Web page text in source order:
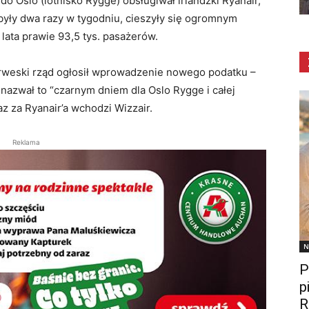
dwa razy w tygodniu, cieszyły się ogromnym
prawie 93,5 tys. pasażerów.
rząd ogłosił wprowadzenie nowego podatku –
to “czarnym dniem dla Oslo Rygge i całej
za Ryanair’a wchodzi Wizzair.
Reklama